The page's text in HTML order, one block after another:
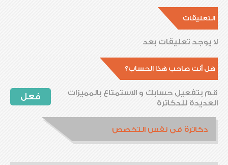
التعليقات
لا يوجد تعليقات بعد
هل أنت صاحب هذا الحساب؟
فعل
قم بتفعيل حسابك و الاستمتاع بالمميزات
العديدة للدكاترة
دكاترة فى نفس التخصص